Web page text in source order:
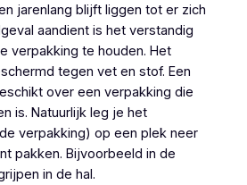
jarenlang blijft liggen tot er zich
aandient is het verstandig
verpakking te houden. Het
tegen vet en stof. Een
over een verpakking die
is. Natuurlijk leg je het
verpakking) op een plek neer
pakken. Bijvoorbeeld in de
in de hal.